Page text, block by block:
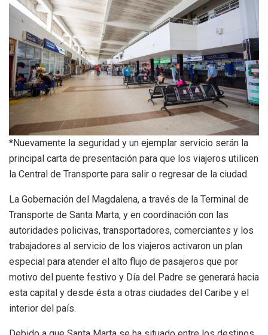
*Nuevamente la seguridad y un ejemplar servicio serán la
principal carta de presentación para que los viajeros utilicen
la Central de Transporte para salir o regresar de la ciudad.
La Gobernación del Magdalena, a través de la Terminal de
Transporte de Santa Marta, y en coordinación con las
autoridades policivas, transportadores, comerciantes y los
trabajadores al servicio de los viajeros activaron un plan
especial para atender el alto flujo de pasajeros que por
motivo del puente festivo y Día del Padre se generará hacia
esta capital y desde ésta a otras ciudades del Caribe y el
interior del país.